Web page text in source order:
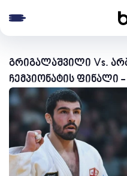
გრიგალაშვილი Vs.
ჩემპიონატის ფინალი